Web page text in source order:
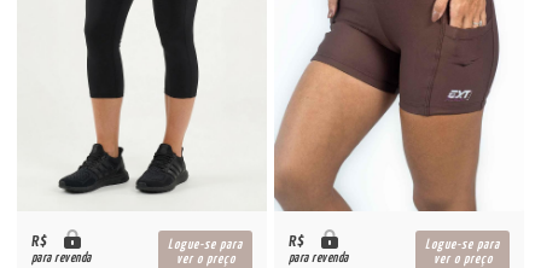
R$
para revenda
Logue-se para
ver o preço
R$
para revenda
Logue-se para
ver o preço